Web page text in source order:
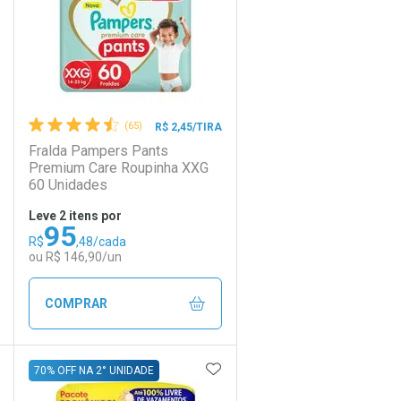
Ativar Desconto
Comprar sem Desconto
Comprar sem Desconto
(65) R$ 2,45/TIRA
Fralda Pampers Pants
Premium Care Roupinha XXG
60 Unidades
Leve 2 itens por
R$95,48/cada
ou R$ 146,90/un
COMPRAR
FECHAR
FECHAR
AOS FAVORITOS
70% OFF NA 2° UNIDADE ADICIONAR AOS